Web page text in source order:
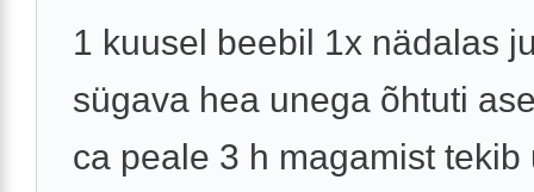
1 kuusel beebil 1x nädalas
sügava hea unega õhtuti
ca peale 3 h magamist tekib